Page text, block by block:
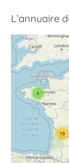
L’annuaire